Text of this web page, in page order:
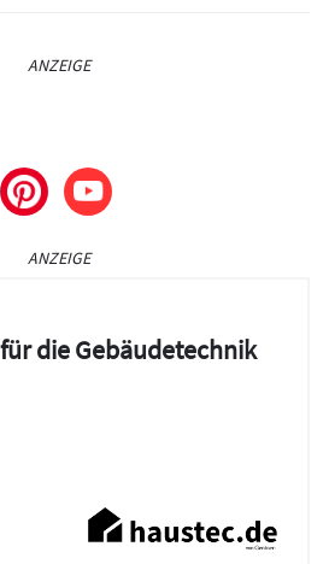
ANZEIGE
ANZEIGE
die Gebäudetechnik